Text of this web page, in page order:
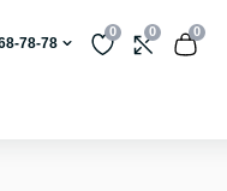
78-78
0 0 0